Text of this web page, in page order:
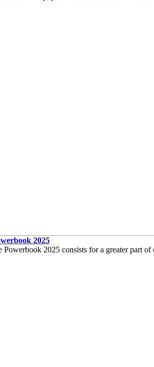
2025
Powerbook 2025 consists for a greater part